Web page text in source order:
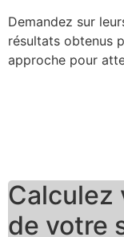
Demandez sur
résultats obtenus
approche pour
Calculez
de votre